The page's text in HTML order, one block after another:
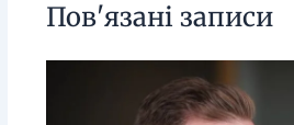
Пов'язані записи